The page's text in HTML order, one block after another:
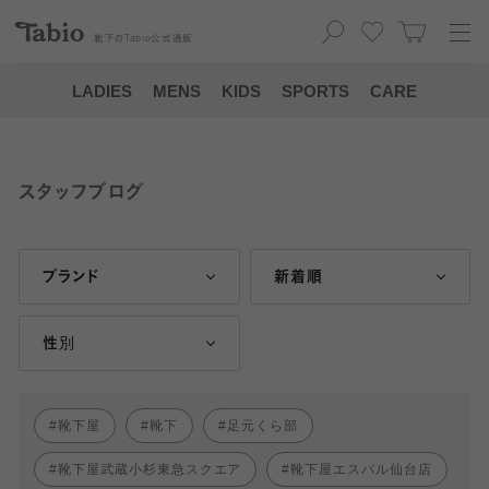
靴下の Tabio 公式通販
LADIES MENS KIDS SPORTS CARE
スタッフブログ
ブランド 新着順
性別
靴下屋 靴下 足元くら部
靴下屋武蔵小杉東急スクエア 靴下屋エスパル仙台店